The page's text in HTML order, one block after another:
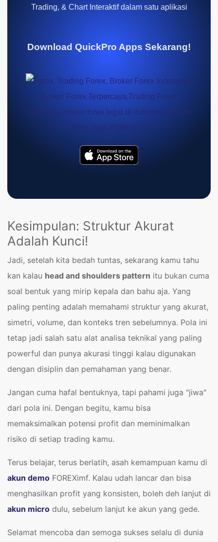
Trading, & Chart Interaktif dalam satu aplikasi
Download QuickPro Apps Sekarang!
Kesimpulan: Struktur Akurat
Adalah Kunci!
Jadi, setelah kita bedah tuntas, sekarang kamu tahu
kan kalau head and shoulders pattern itu bukan cuma
soal bentuk yang mirip kepala dan bahu aja. Yang
paling penting adalah memahami struktur yang akurat,
simetri, volume, dan konteks tren sebelumnya. Pola ini
tetap jadi salah satu alat analisa teknikal yang paling
powerful dan punya akurasi tinggi kalau digunakan
dengan disiplin dan pemahaman yang benar.
Jangan cuma hafal bentuknya, tapi pahami juga "jiwa"
dari pola ini. Dengan begitu, kamu bisa
memaksimalkan potensi profit dan meminimalkan
risiko di setiap trading kamu.
Terus belajar, terus berlatih, asah kemampuan kamu di
akun demo FOREXimf. Kalau udah lancar dan bisa
menghasilkan profit yang konsisten, boleh deh lanjut di
akun micro dulu, sebelum lanjut ke akun yang gede.
Selamat mencoba dan semoga sukses selalu di dunia